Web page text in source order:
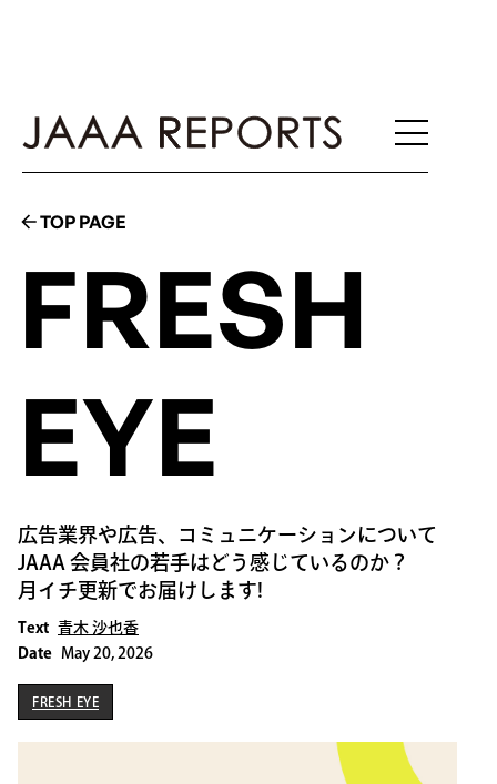
TOP PAGE
FRESH
EYE
広告業界や広告、コミュニケーションについて
JAAA 会員社の若手はどう感じているのか？
月イチ更新でお届けします!
Text 青木 沙也香
Date
May 20, 2026
FRESH EYE
FRESH EYE